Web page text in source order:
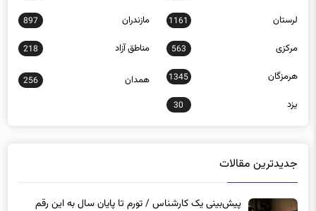
لرستان 1161 مازندران 897
مرکزی 563 مناطق آزاد 218
هرمزگان 1345 همدان 256
یزد 30
جدیدترین مقالات
پیش‌بینی یک کارشناس / تورم تا پایان سال به این رقم